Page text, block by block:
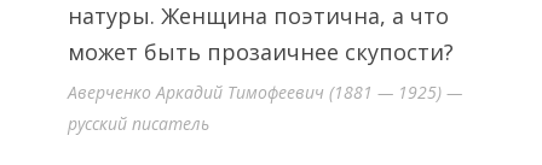
натуры. Женщина поэтична, а что
может быть прозаичнее скупости?
Аверченко Аркадий Тимофеевич (1881 — 1925) —
русский писатель